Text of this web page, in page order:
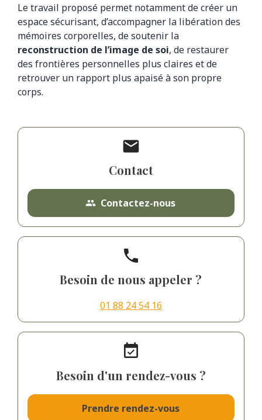
Le travail proposé permet notamment de créer un
espace sécurisant, d’accompagner la libération des
mémoires corporelles, de soutenir la
reconstruction de l’image de soi, de restaurer
des frontières personnelles plus claires et de
retrouver un rapport plus apaisé à son propre
corps.
mail
Contact
people Contactez-nous
phone
Besoin de nous appeler ?
01 88 24 54 16
event_available
Besoin d'un rendez-vous ?
Prendre rendez-vous